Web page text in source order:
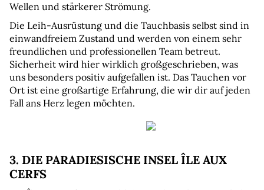
Wellen und stärkerer Strömung.
Die Leih-Ausrüstung und die Tauchbasis selbst sind in
einwandfreiem Zustand und werden von einem sehr
freundlichen und professionellen Team betreut.
Sicherheit wird hier wirklich großgeschrieben, was
uns besonders positiv aufgefallen ist. Das Tauchen vor
Ort ist eine großartige Erfahrung, die wir dir auf jeden
Fall ans Herz legen möchten.
3. DIE PARADIESISCHE INSEL ÎLE AUX
CERFS